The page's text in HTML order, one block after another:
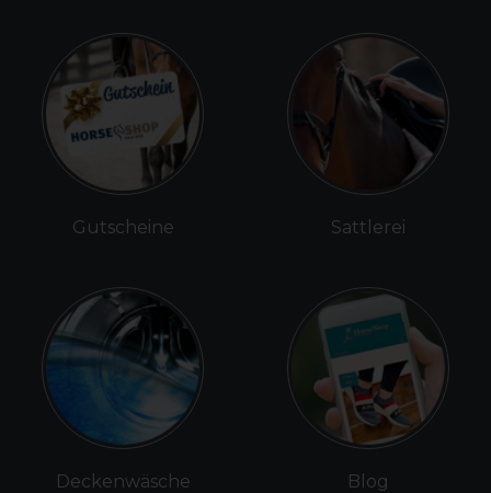
Gutscheine
Deckenwäsche
Sattlerei
Blog